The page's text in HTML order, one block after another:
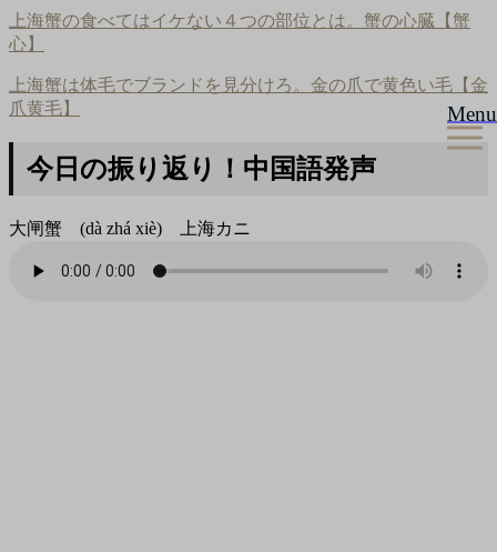
Menu
上海蟹の食べてはイケない４つの部位とは。蟹の心臓【蟹
心】
上海蟹は体毛でブランドを見分けろ。金の爪で黄色い毛【金
爪黄毛】
今日の振り返り！中国語発声
大闸蟹 (dà zhá xiè) 上海カニ